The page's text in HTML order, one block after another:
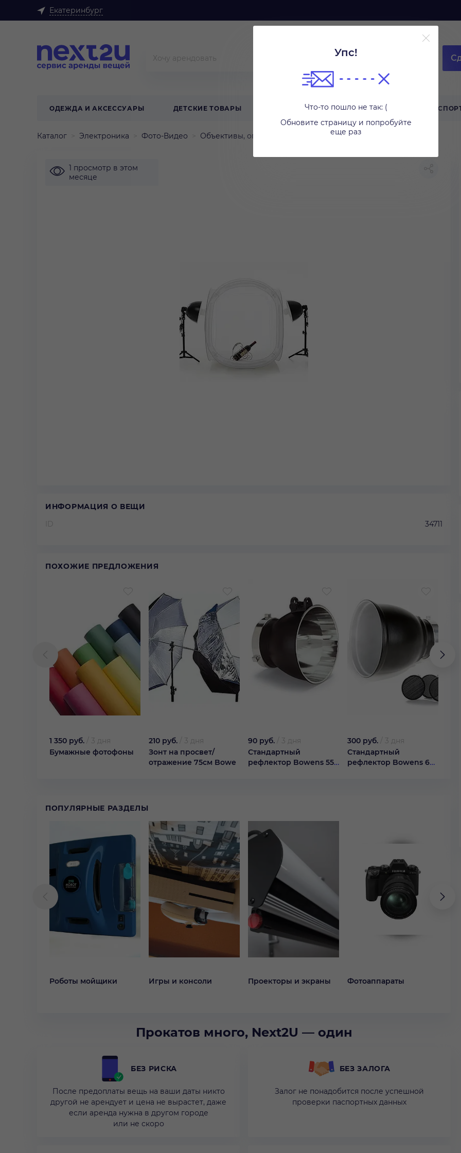
Екатеринбург
ОДЕЖДА И АКСЕССУАРЫ ДЕТСКИЕ ТОВАРЫ ТЕХНИКА ДЛЯ ДОМА ТУРИЗМ
Упс!
Что-то пошло не так: (
Обновите страницу и попробуйте
еще раз
Каталог Электроника Фото-Видео Объективы, оптика, вспышки Светофильтры
1 просмотр в этом
месяце
ИНФОРМАЦИЯ О ВЕЩИ
ID
34711
ПОХОЖИЕ ПРЕДЛОЖЕНИЯ
1 350 руб.
3 дня
Бумажные фотофоны
210 руб.
3 дня
Зонт на просвет/
отражение 75см Bowe
90 руб.
3 дня
Стандартный
рефлектор Bowens 55
300 руб.
3 дня
Стандартный
рефлектор Bowens 60
ПОПУЛЯРНЫЕ РАЗДЕЛЫ
Роботы мойщики Игры и консоли Проекторы и экраны Фотоаппараты
Прокатов много, Next2U — один
БЕЗ РИСКА
После предоплаты вещь на ваши даты никто
другой не арендует и цена не вырастет, даже
если аренда нужна в другом городе
или не скоро
БЕЗ ЗАЛОГА
Залог не понадобится после успешной
проверки паспортных данных